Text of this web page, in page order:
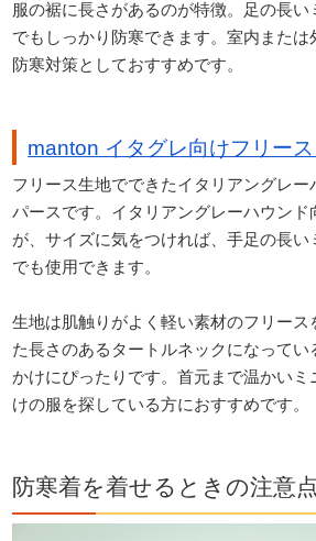
服の裾に長さがあるのが特徴。足の長い
でもしっかり防寒できます。室内また
防寒対策としておすすめです。
manton イタグレ向けフリー
フリース生地でできたイタリアングレー
パースです。イタリアングレーハウンド
が、サイズに気をつければ、手足の長い
でも使用できます。
生地は肌触りがよく軽い素材のフリース
た長さのあるタートルネックになってい
かけにぴったりです。首元まで温かいミ
けの服を探している方におすすめです。
防寒着を着せるときの注意点